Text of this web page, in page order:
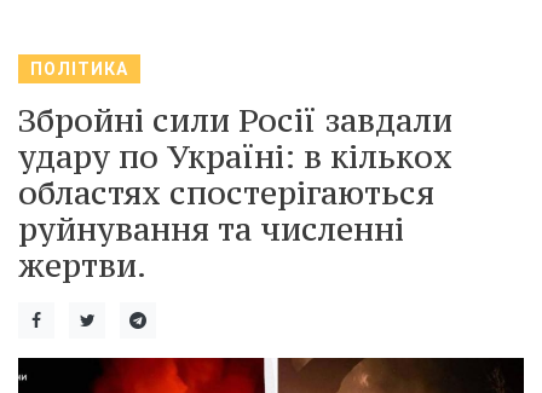
ПОЛІТИКА
Збройні сили Росії завдали
удару по Україні: в кількох
областях спостерігаються
руйнування та численні
жертви.